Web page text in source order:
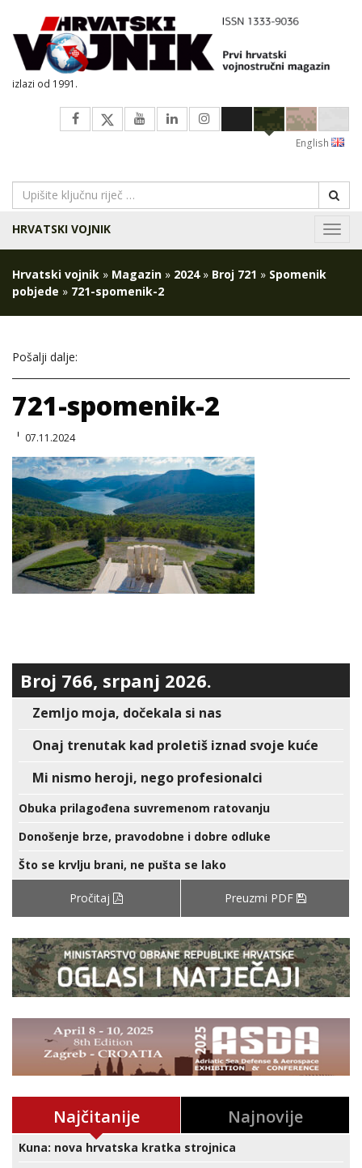
izlazi od 1991.
English
HRVATSKI VOJNIK
Hrvatski vojnik » Magazin » 2024» Broj 721 » Spomenik
pobjede » 721-spomenik-2
Pošalji dalje:
721-spomenik-2
07.11.2024
Broj 766, srpanj 2026.
Zemljo moja, dočekala si nas
Onaj trenutak kad proletiš iznad svoje kuće
Mi nismo heroji, nego profesionalci
Obuka prilagođena suvremenom ratovanju
Donošenje brze, pravodobne i dobre odluke
Što se krvlju brani, ne pušta se lako
Pročitaj Preuzmi PDF
Najčitanije Najnovije
Kuna: nova hrvatska kratka strojnica